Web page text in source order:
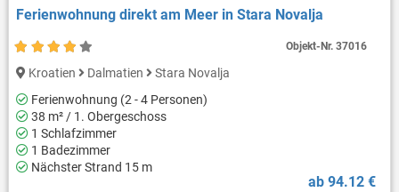
Ferienwohnung direkt am Meer in Stara Novalja
Kroatien Dalmatien
Stara Novalja
Ferienwohnung (2 - 4 Personen)
38 m² / 1. Obergeschoss
1 Schlafzimmer
1 Badezimmer
Nächster Strand 15 m
ab 94.12 €
Objekt-Nr.37016